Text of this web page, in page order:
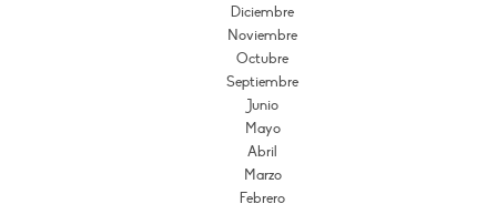
Diciembre
Noviembre
Octubre
Septiembre
Junio
Mayo
Abril
Marzo
Febrero